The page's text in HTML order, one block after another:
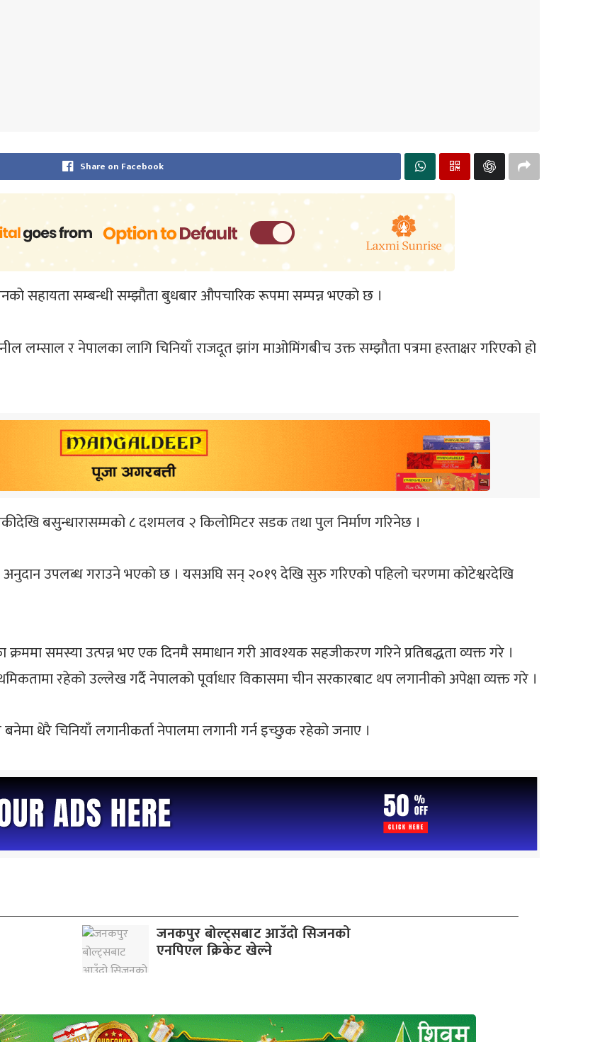
Share on Facebook
सहायता सम्बन्धी सम्झौता बुधबार औपचारिक रूपमा सम्पन्न भएको छ ।
लम्साल र नेपालका लागि चिनियाँ राजदूत झांग माओमिंगबीच उक्त सम्झौता पत्रमा हस्ताक्षर गरिएको हो
बसुन्धारासम्मको ८ दशमलव २ किलोमिटर सडक तथा पुल निर्माण गरिनेछ ।
अनुदान उपलब्ध गराउने भएकाे छ । यसअघि सन् २०१९ देखि सुरु गरिएको पहिलो चरणमा कोटेश्वरदेखि
क्रममा समस्या उत्पन्न भए एक दिनमै समाधान गरी आवश्यक सहजीकरण गरिने प्रतिबद्धता व्यक्त गरे ।
रहेको उल्लेख गर्दै नेपालको पूर्वाधार विकासमा चीन सरकारबाट थप लगानीको अपेक्षा व्यक्त गरे ।
धेरै चिनियाँ लगानीकर्ता नेपालमा लगानी गर्न इच्छुक रहेको जनाए ।
जनकपुर बोल्ट्सबाट आउँदो सिजनको
एनपिएल क्रिकेट खेल्ने